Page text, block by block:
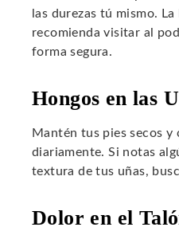
las durezas tú mismo.
recomienda visitar al
forma segura.
Hongos en las
Mantén tus pies secos y
diariamente. Si notas
textura de tus uñas,
Dolor en el